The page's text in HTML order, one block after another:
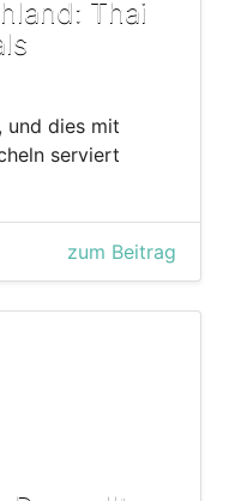
Thai
und dies mit
serviert
zum Beitrag